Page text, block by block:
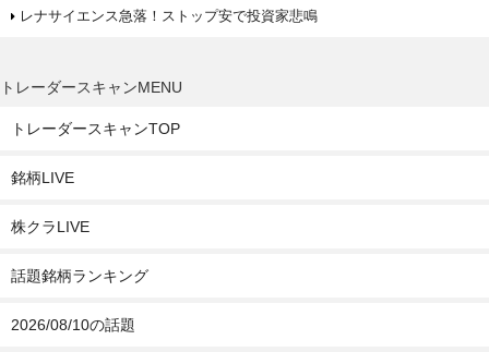
レナサイエンス急落！ストップ安で投資家悲鳴
トレーダースキャンMENU
トレーダースキャンTOP
銘柄LIVE
株クラLIVE
話題銘柄ランキング
2026/08/10の話題